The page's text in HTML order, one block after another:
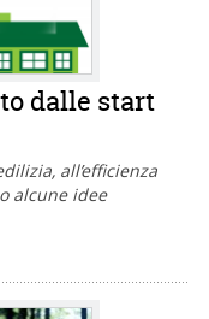
dalle start
all’efficienza
alcune idee